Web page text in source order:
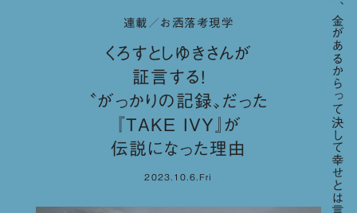
連載／お洒落考現学
くろすとしゆきさんが
証言する！
〝がっかりの記録〟だった
『TAKE IVY』が
伝説になった理由
2023.10.6.Fri